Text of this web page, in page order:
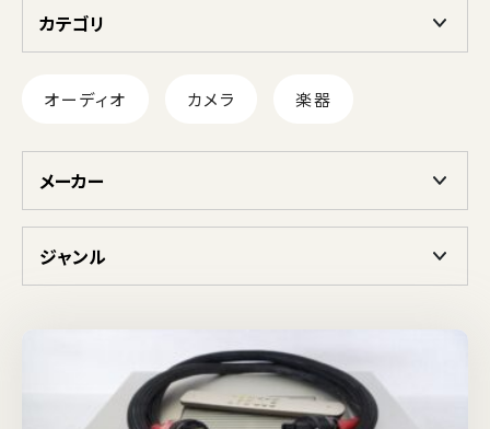
カテゴリ
オーディオ カメラ 楽器
メーカー
ジャンル